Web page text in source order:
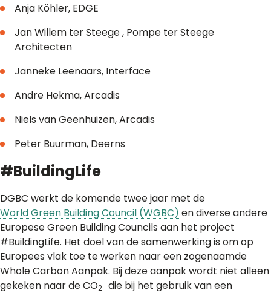
Anja Köhler, EDGE
Jan Willem ter Steege , Pompe ter Steege
Architecten
Janneke Leenaars, Interface
Andre Hekma, Arcadis
Niels van Geenhuizen, Arcadis
Peter Buurman, Deerns
#BuildingLife
DGBC werkt de komende twee jaar met de
World Green Building Council (WGBC) en diverse andere
Europese Green Building Councils aan het project
#BuildingLife. Het doel van de samenwerking is om op
Europees vlak toe te werken naar een zogenaamde
Whole Carbon Aanpak. Bij deze aanpak wordt niet alleen
gekeken naar de CO2 die bij het gebruik van een